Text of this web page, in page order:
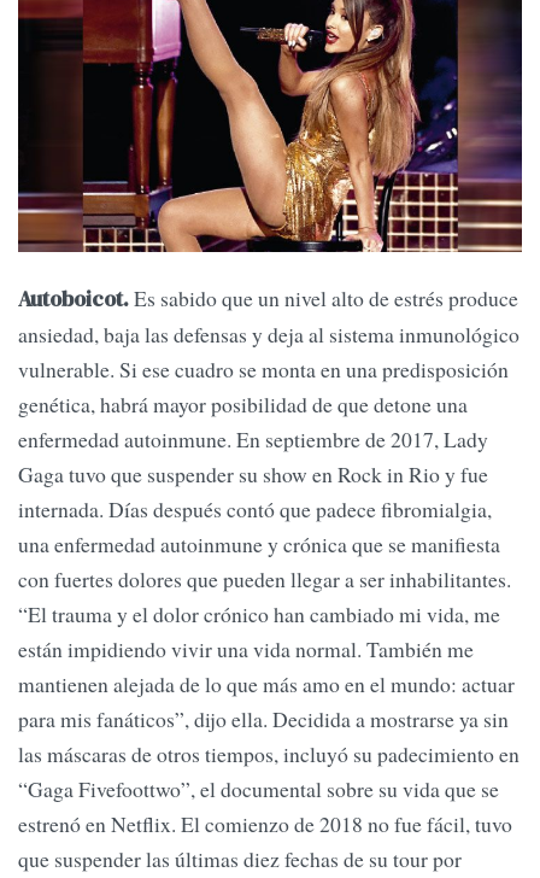
Autoboicot.Es sabido que un nivel alto de estrés produce
ansiedad, baja las defensas y deja al sistema inmunológico
vulnerable. Si ese cuadro se monta en una predisposición
genética, habrá mayor posibilidad de que detone una
enfermedad autoinmune. En septiembre de 2017, Lady
Gaga tuvo que suspender su show en Rock in Rio y fue
internada. Días después contó que padece fibromialgia,
una enfermedad autoinmune y crónica que se manifiesta
con fuertes dolores que pueden llegar a ser inhabilitantes.
“El trauma y el dolor crónico han cambiado mi vida, me
están impidiendo vivir una vida normal. También me
mantienen alejada de lo que más amo en el mundo: actuar
para mis fanáticos”, dijo ella. Decidida a mostrarse ya sin
las máscaras de otros tiempos, incluyó su padecimiento en
“Gaga Fivefoottwo”, el documental sobre su vida que se
estrenó en Netflix. El comienzo de 2018 no fue fácil, tuvo
que suspender las últimas diez fechas de su tour por